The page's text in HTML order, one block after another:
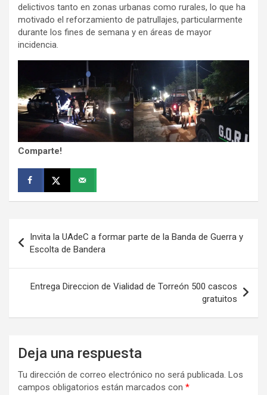
delictivos tanto en zonas urbanas como rurales, lo que ha
motivado el reforzamiento de patrullajes, particularmente
durante los fines de semana y en áreas de mayor
incidencia.
Comparte!
de
entradas
Invita la UAdeC a formar parte de la Banda de Guerra y
Escolta de Bandera
Entrega Direccion de Vialidad de Torreón 500 cascos
gratuitos
Deja una respuesta
Tu dirección de correo electrónico no será publicada. Los
campos obligatorios están marcados con *